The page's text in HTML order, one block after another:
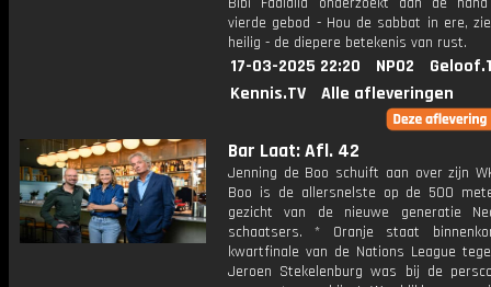
vierde gebod - Hou de sabbat in ere,
heilig - de diepere betekenis van rust.
17-03-2025 22:20 NPO2
Kennis.TV
Alle afleveringen
Bar Laat: Afl. 42
Jenning de Boo schuift aan over zijn
Boo is de allersnelste op de 500
gezicht van de nieuwe generatie
schaatsers. * Oranje staat
kwartfinale van de Nations League
Jeroen Stekelenburg was bij de